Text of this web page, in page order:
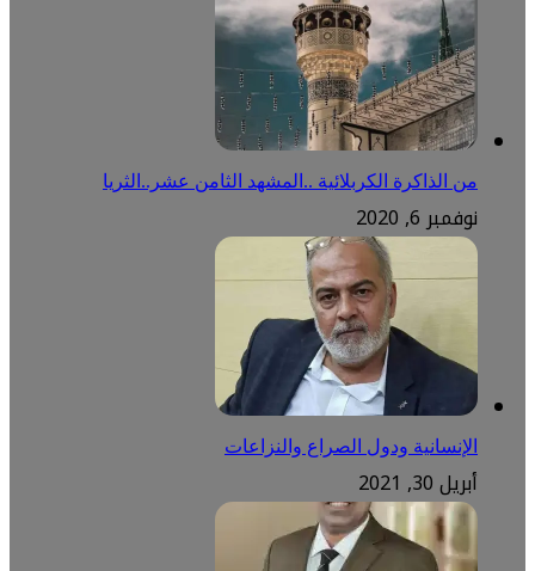
من الذاكرة الكربلائية ..المشهد الثامن عشر..الثريا
نوفمبر 6, 2020
الإنسانية ودول الصراع والنزاعات
أبريل 30, 2021